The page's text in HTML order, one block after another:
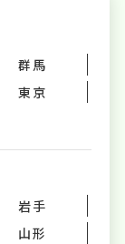
群馬
東京
岩手
山形